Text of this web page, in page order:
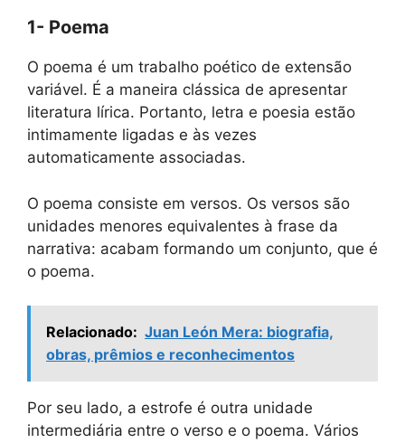
1- Poema
O poema é um trabalho poético de extensão
variável. É a maneira clássica de apresentar
literatura lírica. Portanto, letra e poesia estão
intimamente ligadas e às vezes
automaticamente associadas.
O poema consiste em versos. Os versos são
unidades menores equivalentes à frase da
narrativa: acabam formando um conjunto, que é
o poema.
Relacionado: Juan León Mera: biografia,
obras, prêmios e reconhecimentos
Por seu lado, a estrofe é outra unidade
intermediária entre o verso e o poema. Vários